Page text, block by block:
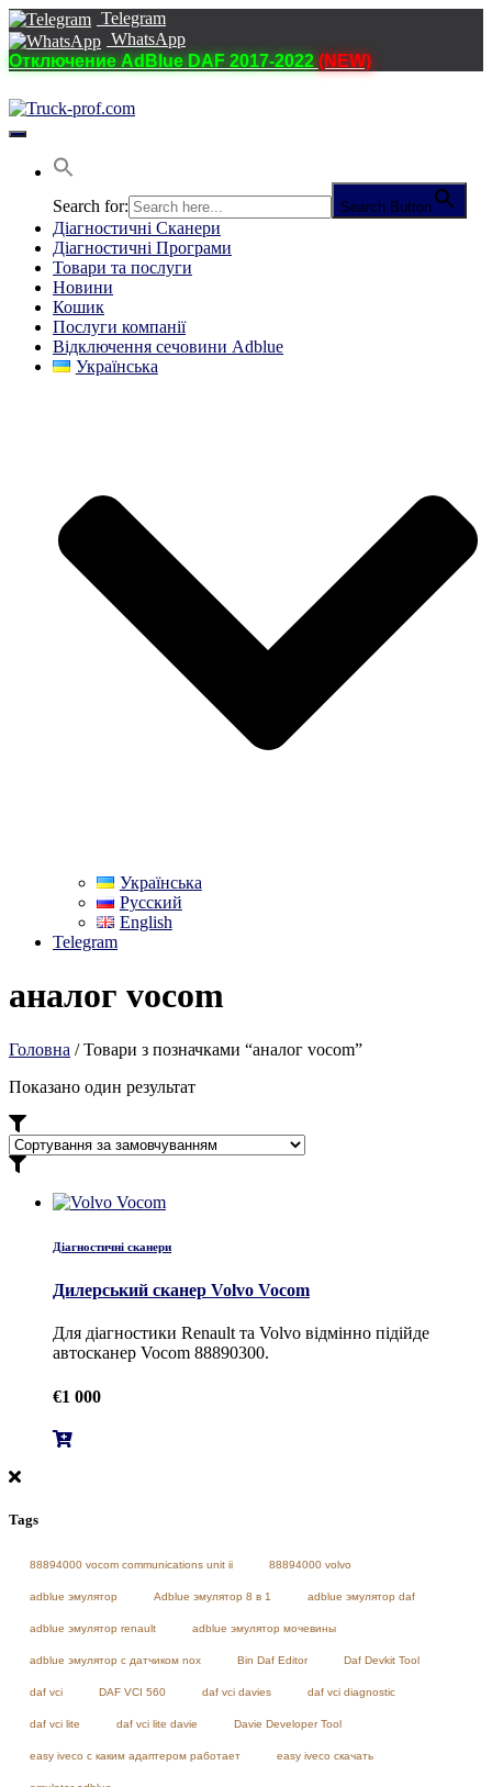
Telegram
WhatsApp
Отключение AdBlue DAF 2017-2022 (NEW)
Перемкнути
навігацію
Search for: Search Button
Діагностичні Cканери
Діагностичні Програми
Товари та послуги
Новини
Кошик
Послуги компанії
Відключення сечовини Adblue
Українська
Українська
Русский
English
Telegram
аналог vocom
Головна / Товари з позначками “аналог vocom”
Показано один результат
Діагностичні сканери
Дилерський сканер Volvo Vocom
Для діагностики Renault та Volvo відмінно підійде
автосканер Vocom 88890300.
€1 000
Tags
88894000 vocom communications unit ii 88894000 volvo
adblue эмулятор Adblue эмулятор 8 в 1 adblue эмулятор daf
adblue эмулятор renault adblue эмулятор мочевины
adblue эмулятор с датчиком nox Bin Daf Editor Daf Devkit Tool
daf vci DAF VCI 560 daf vci davies daf vci diagnostic
daf vci lite daf vci lite davie Davie Developer Tool
easy iveco с каким адаптером работает easy iveco скачать